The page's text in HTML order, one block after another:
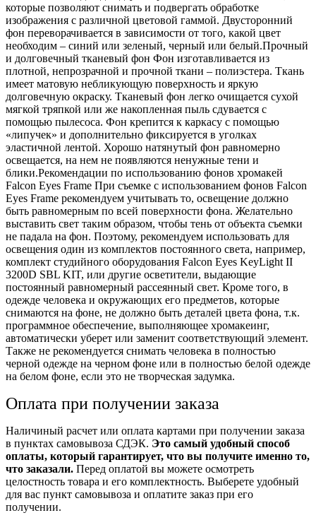
которые позволяют снимать и подвергать обработке
изображения с различной цветовой гаммой. Двусторонний
фон переворачивается в зависимости от того, какой цвет
необходим – синий или зеленый, черный или белый.Прочный
и долговечный тканевый фон Фон изготавливается из
плотной, непрозрачной и прочной ткани – полиэстера. Ткань
имеет матовую небликующую поверхность и яркую
долговечную окраску. Тканевый фон легко очищается сухой
мягкой тряпкой или же накопленная пыль сдувается с
помощью пылесоса. Фон крепится к каркасу с помощью
«липучек» и дополнительно фиксируется в уголках
эластичной лентой. Хорошо натянутый фон равномерно
освещается, на нем не появляются ненужные тени и
блики.Рекомендации по использованию фонов хромакей
Falcon Eyes Frame При съемке с использованием фонов Falcon
Eyes Frame рекомендуем учитывать то, освещение должно
быть равномерным по всей поверхности фона. Желательно
выставить свет таким образом, чтобы тень от объекта съемки
не падала на фон. Поэтому, рекомендуем использовать для
освещения один из комплектов постоянного света, например,
комплект студийного оборудования Falcon Eyes KeyLight II
3200D SBL KIT, или другие осветители, выдающие
постоянный равномерный рассеянный свет. Кроме того, в
одежде человека и окружающих его предметов, которые
снимаются на фоне, не должно быть деталей цвета фона, т.к.
программное обеспечение, выполняющее хромакеинг,
автоматически уберет или заменит соответствующий элемент.
Также не рекомендуется снимать человека в полностью
черной одежде на черном фоне или в полностью белой одежде
на белом фоне, если это не творческая задумка.
Оплата при получении заказа
Наличиный расчет или оплата картами при получении заказа
в пунктах самовывоза СДЭК. Это самый удобный способ
оплаты, который гарантирует, что вы получите именно то,
что заказали. Перед оплатой вы можете осмотреть
целостность товара и его комплектность. Выберете удобный
для вас пункт самовывоза и оплатите заказ при его
получении.